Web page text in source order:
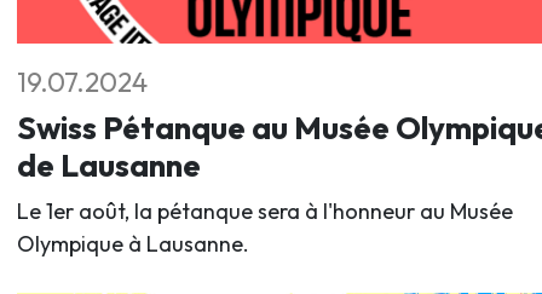
19.07.2024
Swiss Pétanque au Musée
de Lausanne
Le 1er août, la pétanque sera à l'honneur au Musée
Olympique à Lausanne.